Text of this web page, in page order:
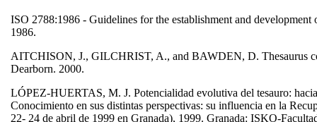
ISO 2788:1986 - Guidelines for the establishment and
1986.
AITCHISON, J., GILCHRIST, A., and BAWDEN, D. Thesaurus
Dearborn. 2000.
LÓPEZ-HUERTAS, M. J. Potencialidad evolutiva del tesauro:
Conocimiento en sus distintas perspectivas: su influencia en la
22- 24 de abril de 1999 en Granada), 1999. Granada: ISKO-